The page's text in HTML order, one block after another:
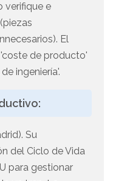
verifique e
El
de producto'
ingeniería'.
Su
del Ciclo de Vida
para gestionar